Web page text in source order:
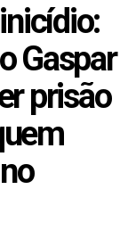
Gaspar
prisão